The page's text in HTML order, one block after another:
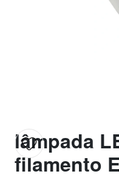
lâmpada
filamento